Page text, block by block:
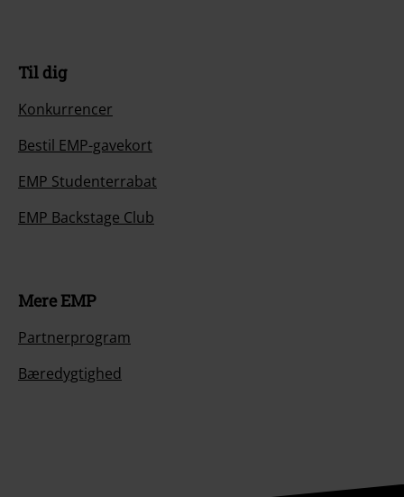
Til dig
Konkurrencer
Bestil EMP-gavekort
EMP Studenterrabat
EMP Backstage Club
Mere EMP
Partnerprogram
Bæredygtighed